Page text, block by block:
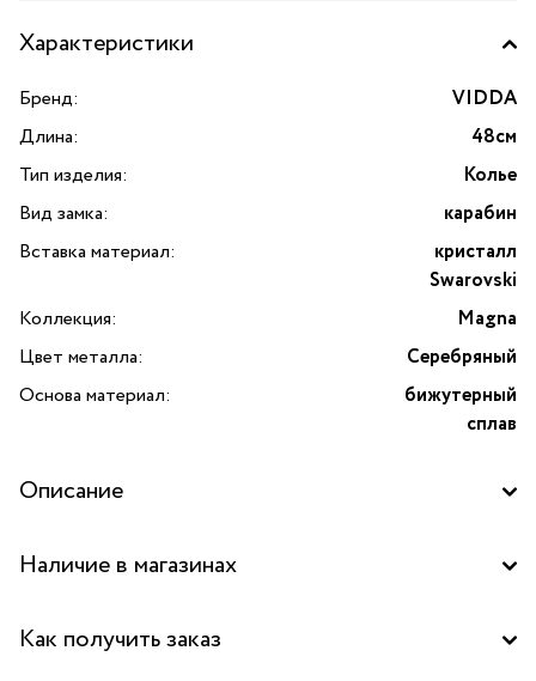
Характеристики
Бренд:
VIDDA
Длина:
48см
Тип изделия:
Колье
Вид замка:
карабин
Вставка материал:
кристалл
Swarovski
Коллекция:
Magna
Цвет металла:
Серебряный
Основа материал:
бижутерный
сплав
Описание
испанского бренда VIDDA. Главная изюминка изделия —
взгляды блеском и игрой света. Колье выполнено
Наличие в магазинах
Бутик "La Nature" в ТД "Дружба", Москва
Как получить заказ